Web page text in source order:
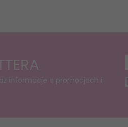
informacje o promocjach i